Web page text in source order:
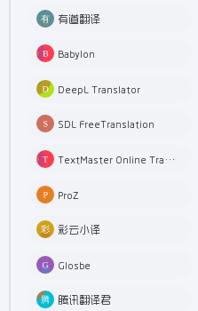
有道翻译
Babylon
DeepL Translator
SDL FreeTranslation
TextMaster Online Translation
ProZ
彩云小译
Glosbe
腾讯翻译君